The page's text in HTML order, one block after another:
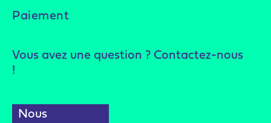
Paiement
Vous avez une question ? Contactez-nous
!
Nous